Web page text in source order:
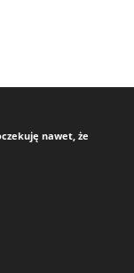
nawet, że